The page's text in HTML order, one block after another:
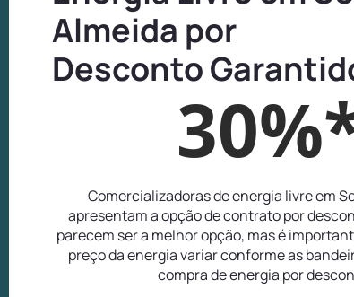
Almeida por
Desconto
Comercializadoras de energia livre em
apresentam a opção de contrato por
parecem ser a melhor opção, mas é
preço da energia variar conforme as
compra de energia por